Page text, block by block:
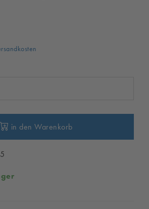
in den Warenkorb